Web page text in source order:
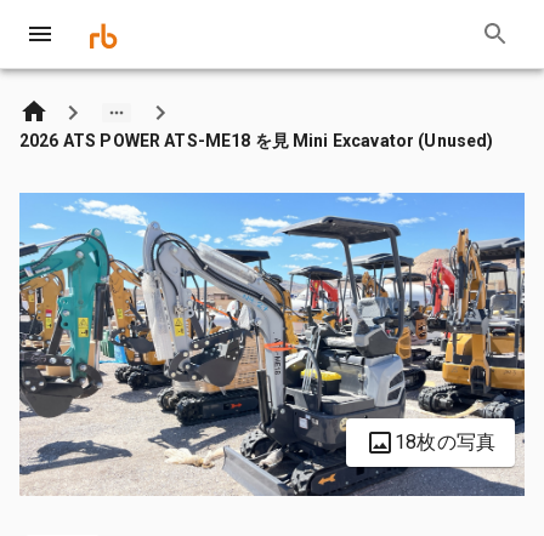
2026 ATS POWER ATS-ME18 を見 Mini Excavator (Unused)
18枚の写真